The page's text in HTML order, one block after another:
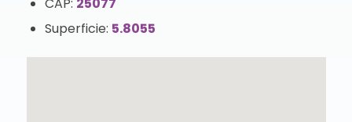
CAP: 25077
Superficie: 5.8055